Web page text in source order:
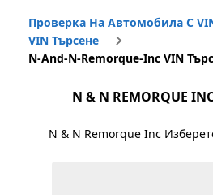
Проверка На Автомобила С
VIN Търсене
N-And-N-Remorque-Inc VIN
N & N REMORQUE
N & N Remorque Inc